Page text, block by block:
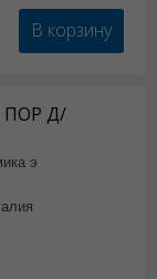
В корзину
ПОР Д/
э